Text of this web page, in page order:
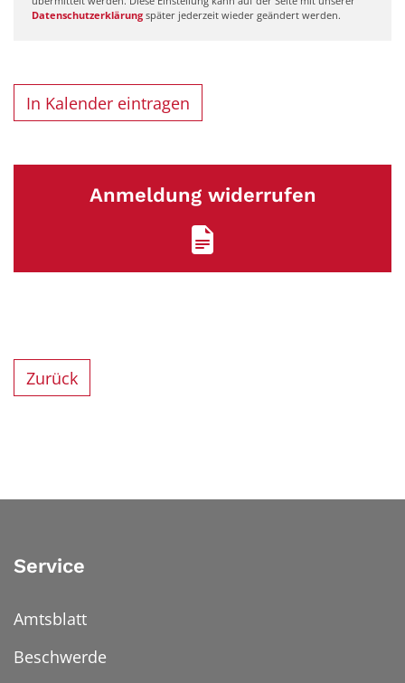
Datenschutzerklärung später jederzeit wieder geändert werden.
In Kalender eintragen
Anmeldung widerrufen
Zurück
Service
Amtsblatt
Beschwerde